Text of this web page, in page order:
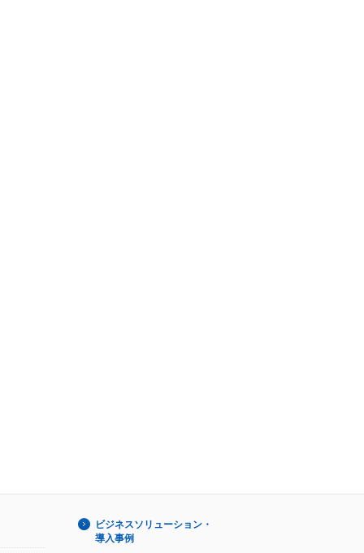
ビジネスソリューション・
導入事例